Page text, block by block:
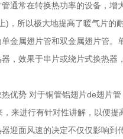
通常在转换热功率的设备，
，所以极大地提高了暖气片
金属翅片管和双金属翅片管
，效果于串片或绕片式换热
优势 对于铜管铝翅片de翅片
来进行有针对性讲解，以便
迎面风速的决定不仅仅影响